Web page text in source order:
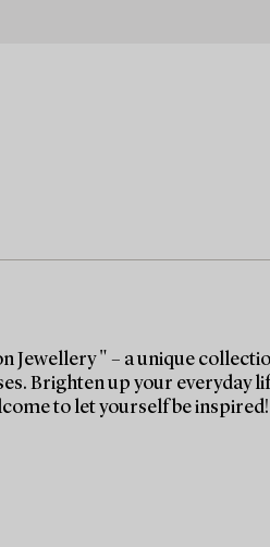
Jewellery " – a unique
Brighten up your everyday
to let yourself be inspired!